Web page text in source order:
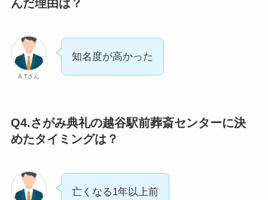
んだ理由は？
A.Tさん
知名度が高かった
Q4.さがみ典礼の越谷駅前葬斎センターに決
めたタイミングは？
亡くなる1年以上前